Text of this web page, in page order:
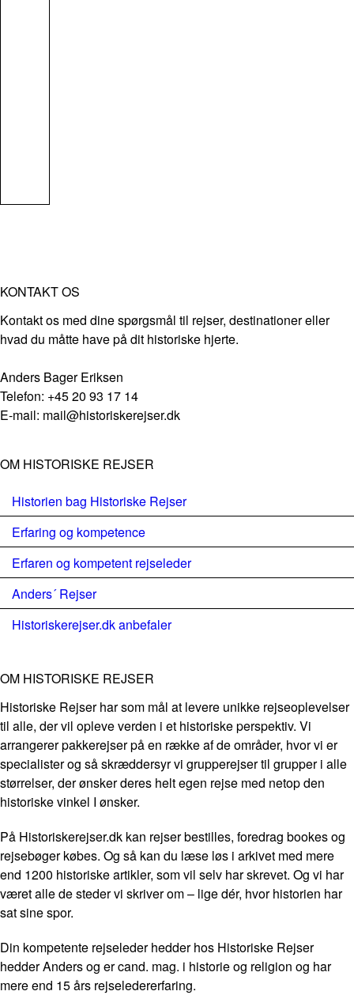
KONTAKT OS
Kontakt os med dine spørgsmål til rejser, destinationer eller
hvad du måtte have på dit historiske hjerte.
Anders Bager Eriksen
Telefon: +45 20 93 17 14
E-mail: mail@historiskerejser.dk
OM HISTORISKE REJSER
Historien bag Historiske Rejser
Erfaring og kompetence
Erfaren og kompetent rejseleder
Anders´ Rejser
Historiskerejser.dk anbefaler
OM HISTORISKE REJSER
Historiske Rejser har som mål at levere unikke rejseoplevelser
til alle, der vil opleve verden i et historiske perspektiv. Vi
arrangerer pakkerejser på en række af de områder, hvor vi er
specialister og så skræddersyr vi grupperejser til grupper i alle
størrelser, der ønsker deres helt egen rejse med netop den
historiske vinkel I ønsker.
På Historiskerejser.dk kan rejser bestilles, foredrag bookes og
rejsebøger købes. Og så kan du læse løs i arkivet med mere
end 1200 historiske artikler, som vil selv har skrevet. Og vi har
været alle de steder vi skriver om – lige dér, hvor historien har
sat sine spor.
Din kompetente rejseleder hedder hos Historiske Rejser
hedder Anders og er cand. mag. i historie og religion og har
mere end 15 års rejseledererfaring.